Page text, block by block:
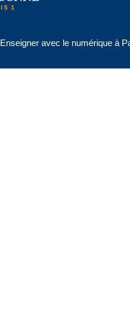
Enseigner avec le numérique à